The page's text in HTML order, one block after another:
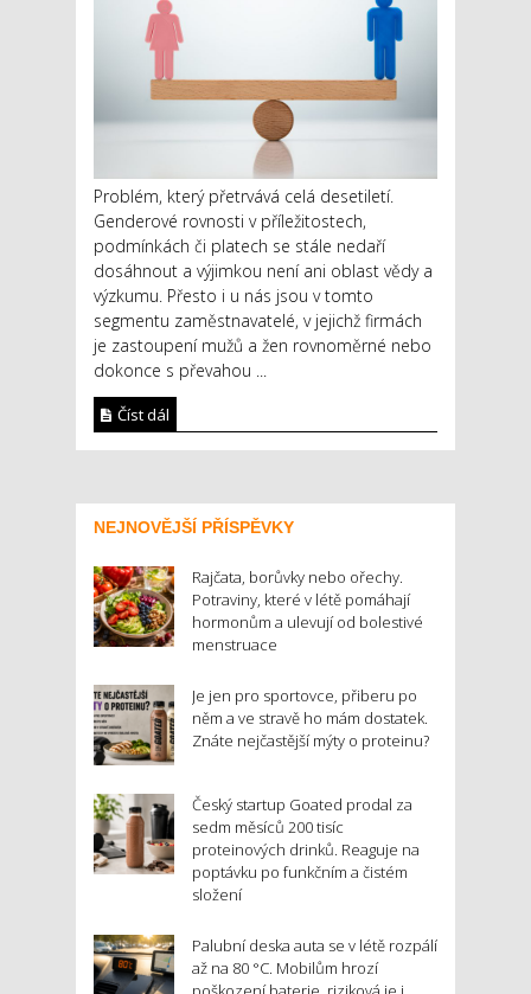
Problém, který přetrvává celá desetiletí.
Genderové rovnosti v příležitostech,
podmínkách či platech se stále nedaří
dosáhnout a výjimkou není ani oblast vědy a
výzkumu. Přesto i u nás jsou v tomto
segmentu zaměstnavatelé, v jejichž firmách
je zastoupení mužů a žen rovnoměrné nebo
dokonce s převahou ...
Číst dál
NEJNOVĚJŠÍ PŘÍSPĚVKY
Rajčata, borůvky nebo ořechy.
Potraviny, které v létě pomáhají
hormonům a ulevují od bolestivé
menstruace
Je jen pro sportovce, přiberu po
něm a ve stravě ho mám dostatek.
Znáte nejčastější mýty o proteinu?
Český startup Goated prodal za
sedm měsíců 200 tisíc
proteinových drinků. Reaguje na
poptávku po funkčním a čistém
složení
Palubní deska auta se v létě rozpálí
až na 80 °C. Mobilům hrozí